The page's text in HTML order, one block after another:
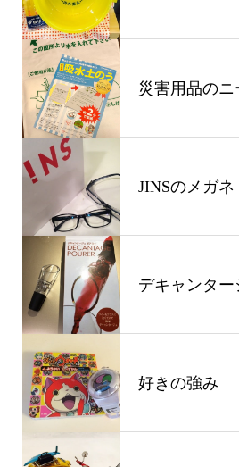
災害用品のニ
JINSのメガネ
デキャンタ
好きの強み